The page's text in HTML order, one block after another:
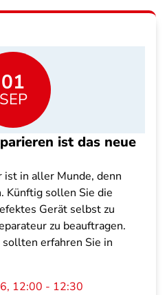
01
SEP
ist das neue
ist in aller Munde, denn
Künftig sollen Sie die
Gerät selbst zu
zu beauftragen.
erfahren Sie in
12:00 - 12:30